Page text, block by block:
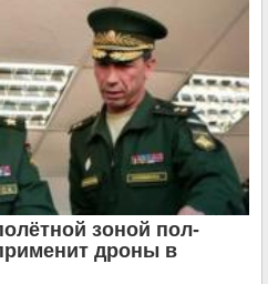
зоной пол-
дроны в